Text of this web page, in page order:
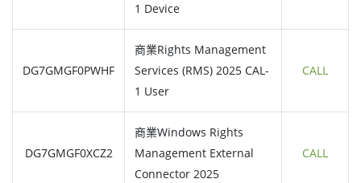
1 Device
DG7GMGF0PWHF
商業Rights Management
Services (RMS) 2025 CAL-
1 User
CALL
DG7GMGF0XCZ2
商業Windows Rights
Management External
Connector 2025
CALL